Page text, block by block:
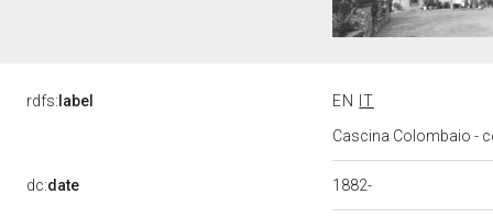
rdfs: label EN
IT
Cascina Colombaio -
dc:date 1882-